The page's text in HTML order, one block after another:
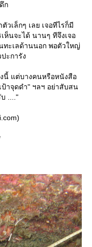
ก
วเล็กๆ เลย เจอทีไรก็มี
ห็นจะได้ นานๆ ทีจึงเจอ
ทะเลด้านนอก พอตัวใหญ่
ะการัง
งนี้ แต่บางคนหรือหนังสือ
ป้าจุดดำ" ฯลฯ อย่าสับสน
...."